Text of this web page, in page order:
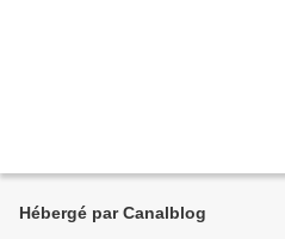
Hébergé par Canalblog